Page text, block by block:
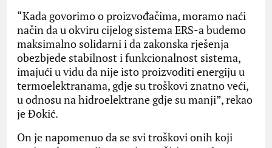
“Kada govorimo o proizvođačima, moramo naći
način da u okviru cijelog sistema ERS-a budemo
maksimalno solidarni i da zakonska rješenja
obezbjede stabilnost i funkcionalnost sistema,
imajući u vidu da nije isto proizvoditi energiju u
termoelektranama, gdje su troškovi znatno veći,
u odnosu na hidroelektrane gdje su manji”, rekao
je Đokić.
On je napomenuo da se svi troškovi onih koji